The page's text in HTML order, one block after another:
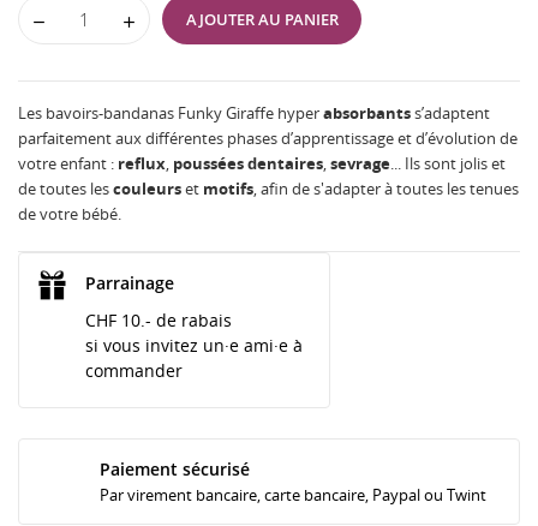
AJOUTER AU PANIER
Les bavoirs-bandanas Funky Giraffe hyperabsorbantss’adaptent
parfaitement aux différentes phases d’apprentissage et d’évolution de
votre enfant : reflux, pousséesdentaires,sevrage... Ils sont jolis et
de toutes lescouleurset motifs, afin de s'adapter à toutes les tenues
de votre bébé.
Parrainage
CHF 10.- de rabais
si vous invitez un·e ami·e à
commander
Paiement sécurisé
Par virement bancaire, carte bancaire, Paypal ou Twint